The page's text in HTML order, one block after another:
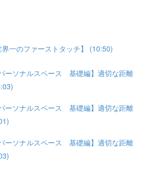
一のファーストタッチ】 (10:50)
ーソナルスペース 基礎編】適切な距離
ーソナルスペース 基礎編】適切な距離
ーソナルスペース 基礎編】適切な距離